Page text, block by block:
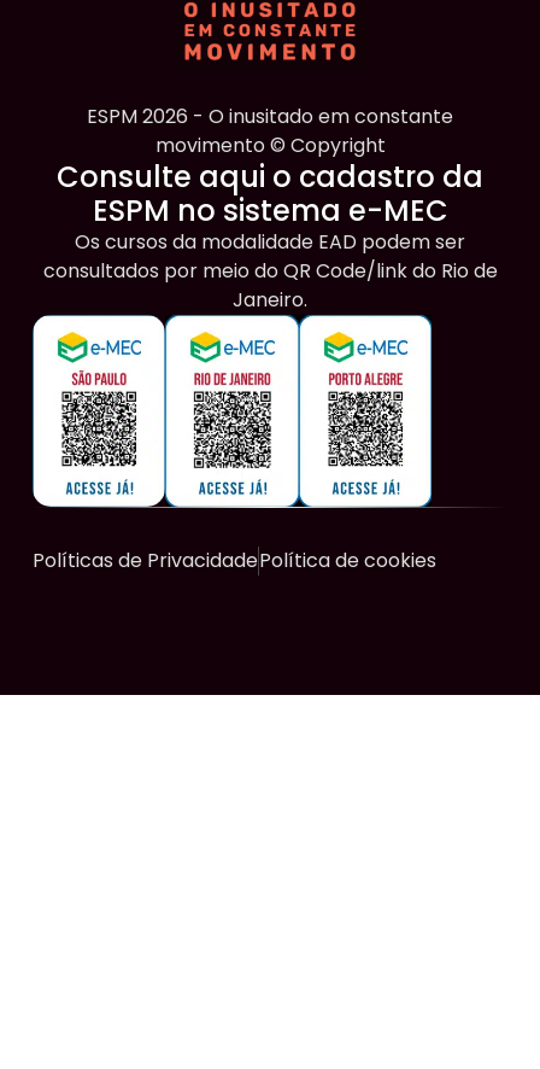
ESPM 2026 - O inusitado em constante
movimento © Copyright
Consulte aqui o cadastro da
ESPM no sistema e-MEC
Os cursos da modalidade EAD podem ser
consultados por meio do QR Code/link do Rio de
Janeiro.
Políticas de PrivacidadePolítica de cookies